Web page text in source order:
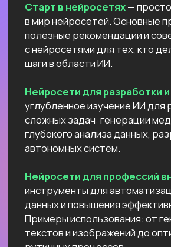
методы разработкив 2−4 раза быстрее
с помощью нейросетей и no-соde
инструментов!
Промпт-инжиниринг— это
взаимодействие с нейросетями, которое
превращает твои идеи в мощные ИИ-
решения: автоматизация рутину,
Высшее образование 2
Чат-боты
Вайб-кодинг